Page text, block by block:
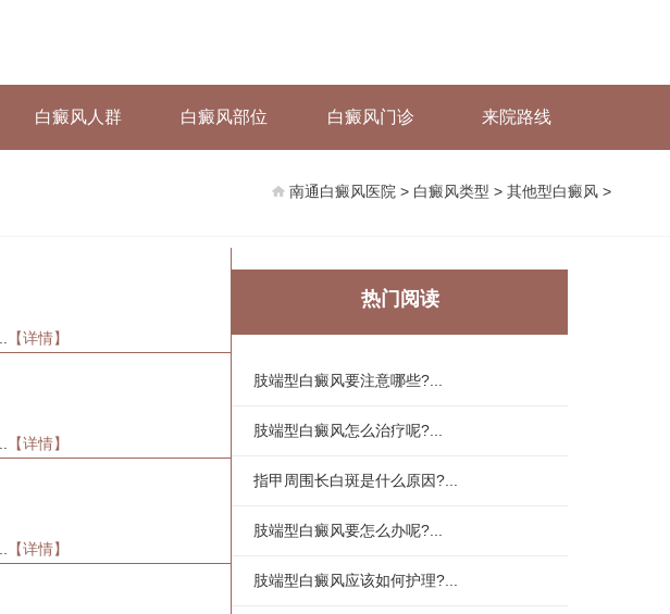
白癜风人群 白癜风部位 白癜风门诊 来院路线
南通白癜风医院 > 白癜风类型 >其他型白癜风 >
【详情】
【详情】
【详情】
热门阅读
肢端型白癜风要注意哪些?...
肢端型白癜风怎么治疗呢?...
指甲周围长白斑是什么原因?...
肢端型白癜风要怎么办呢?...
肢端型白癜风应该如何护理?...